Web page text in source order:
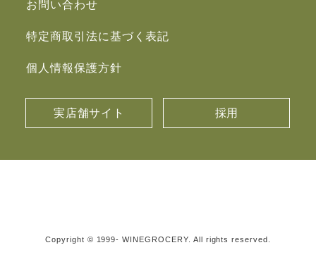
お問い合わせ
特定商取引法に基づく表記
個人情報保護方針
実店舗サイト 採用
Copyright © 1999- WINEGROCERY. All rights reserved.